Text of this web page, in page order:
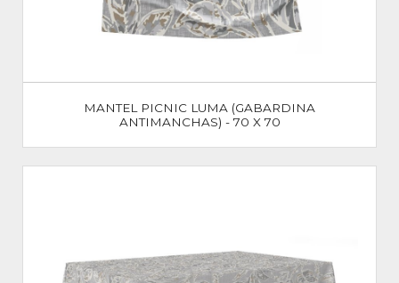
MANTEL PICNIC LUMA (GABARDINA
ANTIMANCHAS) - 70 X 70